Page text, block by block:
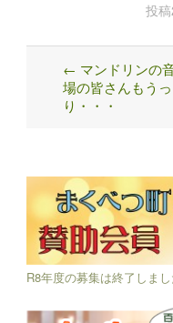
投稿
Post
navigation
← マンドリンの
場の皆さんもうっ
り・・・
R8年度の募集は終了しま